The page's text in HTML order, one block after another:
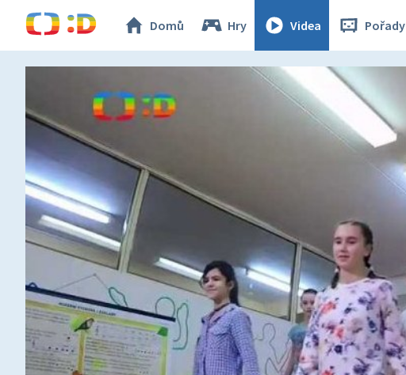
Domů Hry Videa Pořady